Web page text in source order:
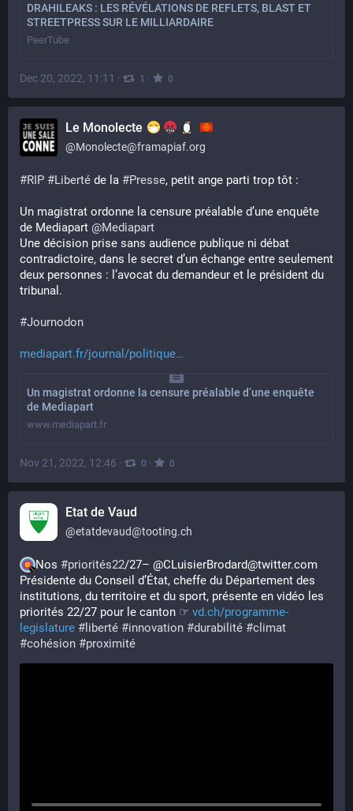
DRAHILEAKS : LES RÉVÉLATIONS DE REFLETS, BLAST ET
STREETPRESS SUR LE MILLIARDAIRE
PeerTube
Dec 20, 2022, 11:11 · 1 · 0
Le Monolecte
@Monolecte@framapiaf.org
#RIP #Liberté de la #Presse, petit ange parti trop tôt :
Un magistrat ordonne la censure préalable d’une enquête
de Mediapart @Mediapart
Une décision prise sans audience publique ni débat
contradictoire, dans le secret d’un échange entre seulement
deux personnes : l’avocat du demandeur et le président du
tribunal.
#Journodon
mediapart.fr/journal/politique
Un magistrat ordonne la censure préalable d’une enquête
de Mediapart
www.mediapart.fr
Nov 21, 2022, 12:46 · 0 · 0
Etat de Vaud
@etatdevaud@tooting.ch
Nos #priorités22/27– @CLuisierBrodard@twitter.com
Présidente du Conseil d’État, cheffe du Département des
institutions, du territoire et du sport, présente en vidéo les
priorités 22/27 pour le canton ☞ vd.ch/programme-
legislature # liberté #innovation #durabilité #climat
#cohésion #proximité